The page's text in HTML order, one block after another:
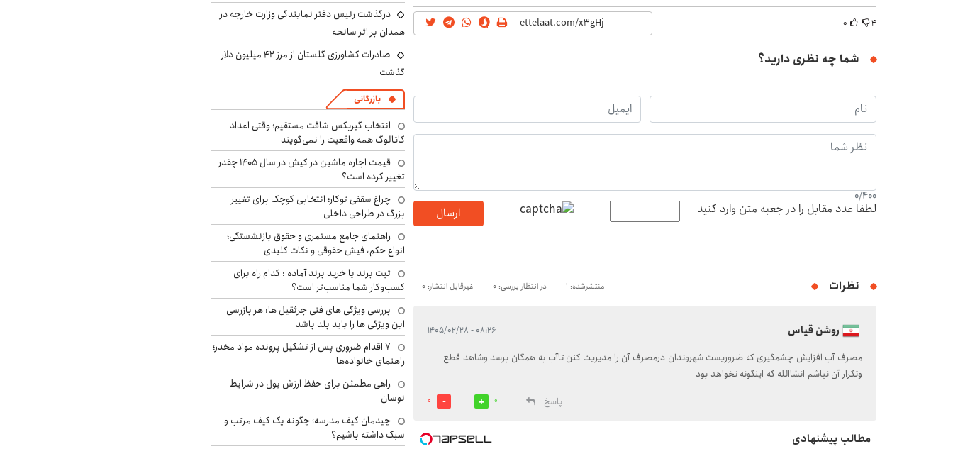
۴ ۰
شما چه نظری دارید؟
0/400
لطفا عدد مقابل را در جعبه متن وارد کنید ارسال
نظرات منتشرشده: 1 در انتظار بررسی: 0 غیرقابل انتشار: 0
روشن قیاس ۰۸:۲۶ - ۱۴۰۵/۰۲/۲۸
مصرف آب افزایش چشمگیری که ضروريست شهروندان درمصرف آن را مدیریت کنن تاآب به همگان برسد وشاهد قطع
وتکرار آن نباشم انشاالله که اینگونه نخواهد بود
پاسخ
0
0
مطالب پیشنهادی
درگذشت رئیس دفتر نمایندگی وزارت خارجه در
همدان بر اثر سانحه
صادرات کشاورزی گلستان از مرز ۴۲ میلیون دلار
گذشت
بازرگانی
انتخاب گیربکس شافت مستقیم؛ وقتی اعداد
کاتالوگ همه واقعیت را نمی‌گویند
قیمت اجاره ماشین در کیش در سال ۱۴۰۵ چقدر
تغییر کرده است؟
چراغ سقفی توکار؛ انتخابی کوچک برای تغییر
بزرگ در طراحی داخلی
راهنمای جامع مستمری و حقوق بازنشستگی؛
انواع حکم، فیش حقوقی و نکات کلیدی
ثبت برند یا خرید برند آماده : کدام راه برای
کسب‌وکار شما مناسب‌تر است؟
بررسی ویژگی های فنی جرثقیل ها: هر بازرسی
این ویژگی ها را باید بلد باشد
۷ اقدام ضروری پس از تشکیل پرونده مواد مخدر؛
راهنمای خانواده‌ها
راهی مطمئن برای حفظ ارزش پول در شرایط
نوسان
چیدمان کیف مدرسه؛ چگونه یک کیف مرتب و
سبک داشته باشیم؟